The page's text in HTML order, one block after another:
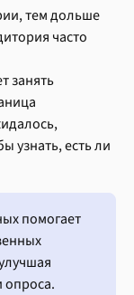
тем дольше
часто
занять
узнать, есть ли
помогает
опроса.